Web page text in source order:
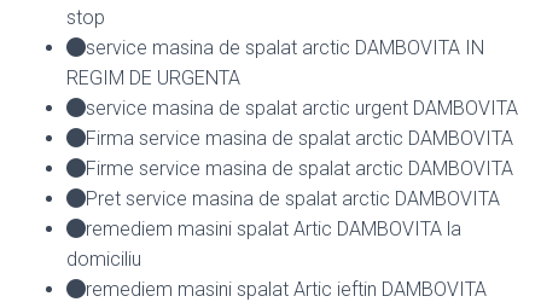
stop
service masina de spalat arctic DAMBOVITA IN
REGIM DE URGENTA
service masina de spalat arctic urgent DAMBOVITA
Firma service masina de spalat arctic DAMBOVITA
Firme service masina de spalat arctic DAMBOVITA
Pret service masina de spalat arctic DAMBOVITA
remediem masini spalat Artic DAMBOVITA la
domiciliu
remediem masini spalat Artic ieftin DAMBOVITA